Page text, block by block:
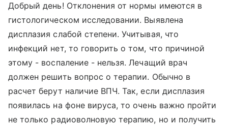
Добрый день! Отклонения от нормы имеются в
гистологическом исследовании. Выявлена
дисплазия слабой степени. Учитывая, что
инфекций нет, то говорить о том, что причиной
этому - воспаление - нельзя. Лечащий врач
должен решить вопрос о терапии. Обычно в
расчет берут наличие ВПЧ. Так, если дисплазия
появилась на фоне вируса, то очень важно пройти
не только радиоволновую терапию, но и получить